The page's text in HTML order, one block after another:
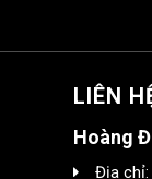
LIÊN
Hoàng
Địa chỉ: